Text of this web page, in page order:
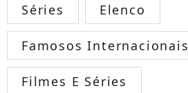
Séries Elenco
Famosos Internacionais
Filmes E Séries